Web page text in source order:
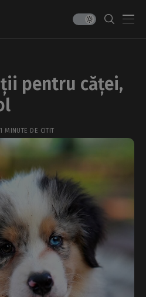
pentru căței,
1 MINUTE DE CITIT